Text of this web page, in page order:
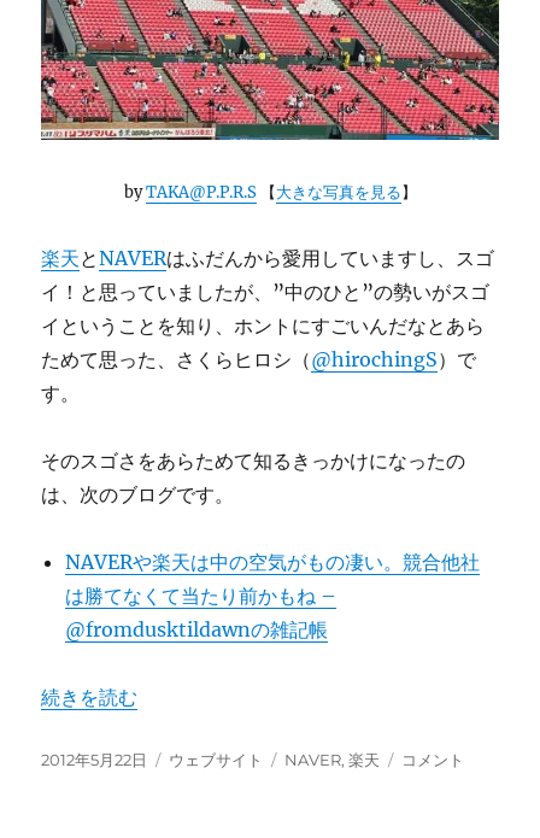
byTAKA@P.P.R.S【大きな写真を見る】
楽天とNAVERはふだんから愛用していますし、スゴ
イ！と思っていましたが、”中のひと”の勢いがスゴ
イということを知り、ホントにすごいんだなとあら
ためて思った、さくらヒロシ（@hirochingS）で
す。
そのスゴさをあらためて知るきっかけになったの
は、次のブログです。
NAVERや楽天は中の空気がもの凄い。競合他社
は勝てなくて当たり前かもね –
@fromdusktildawnの雑記帳
“楽天やNAVERなど勢いのある会社は、”中のひと”の勢
続きを読む
投
2012年5月22日
カ
ウェブサイト
タ
NAVER,楽天
楽
コメント